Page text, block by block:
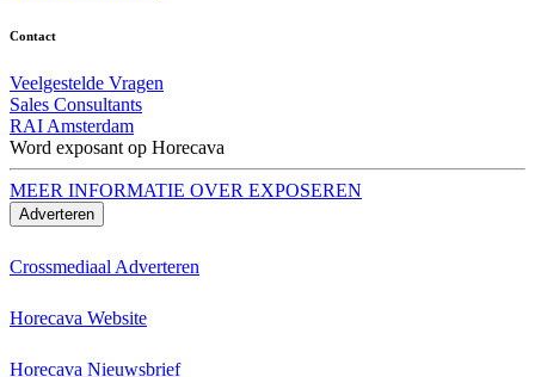
Contact
Veelgestelde Vragen
Sales Consultants
RAI Amsterdam
Word exposant op Horecava
MEER INFORMATIE OVER EXPOSEREN
Adverteren
Crossmediaal Adverteren
Horecava Website
Horecava Nieuwsbrief